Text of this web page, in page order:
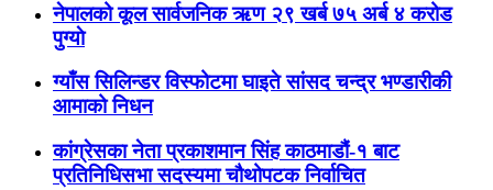
नेपालको कूल सार्वजनिक ऋण २९ खर्ब ७५ अर्ब ४ करोड
पुग्याे
ग्याँस सिलिन्डर विस्फोटमा घाइते सांसद चन्द्र भण्डारीकी
आमाको निधन
कांग्रेसका नेता प्रकाशमान सिंह काठमाडौं-१ बाट
प्रतिनिधिसभा सदस्यमा चौथोपटक निर्वाचित